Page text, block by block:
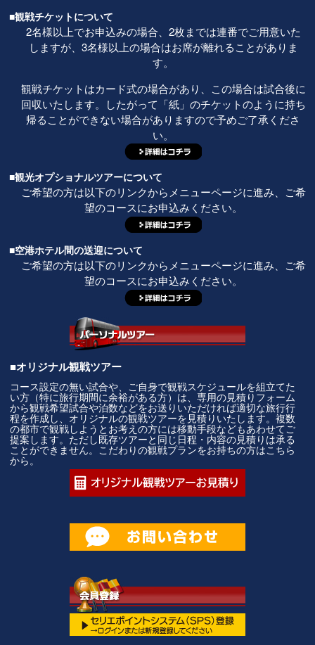
■観戦チケットについて
2名様以上でお申込みの場合、2枚までは連番でご用意いた
しますが、3名様以上の場合はお席が離れることがありま
す。
観戦チケットはカード式の場合があり、この場合は試合後に
回収いたします。したがって「紙」のチケットのように持ち
帰ることができない場合がありますので予めご了承くださ
い。
■観光オプショナルツアーについて
ご希望の方は以下のリンクからメニューページに進み、ご希
望のコースにお申込みください。
■空港ホテル間の送迎について
ご希望の方は以下のリンクからメニューページに進み、ご希
望のコースにお申込みください。
■オリジナル観戦ツアー
コース設定の無い試合や、ご自身で観戦スケジュールを組立てた
い方（特に旅行期間に余裕がある方）は、専用の見積りフォーム
から観戦希望試合や泊数などをお送りいただければ適切な旅行行
程を作成し、オリジナルの観戦ツアーを見積りいたします。複数
の都市で観戦しようとお考えの方には移動手段などもあわせてご
提案します。ただし既存ツアーと同じ日程・内容の見積りは承る
ことができません。こだわりの観戦プランをお持ちの方はこちら
から。